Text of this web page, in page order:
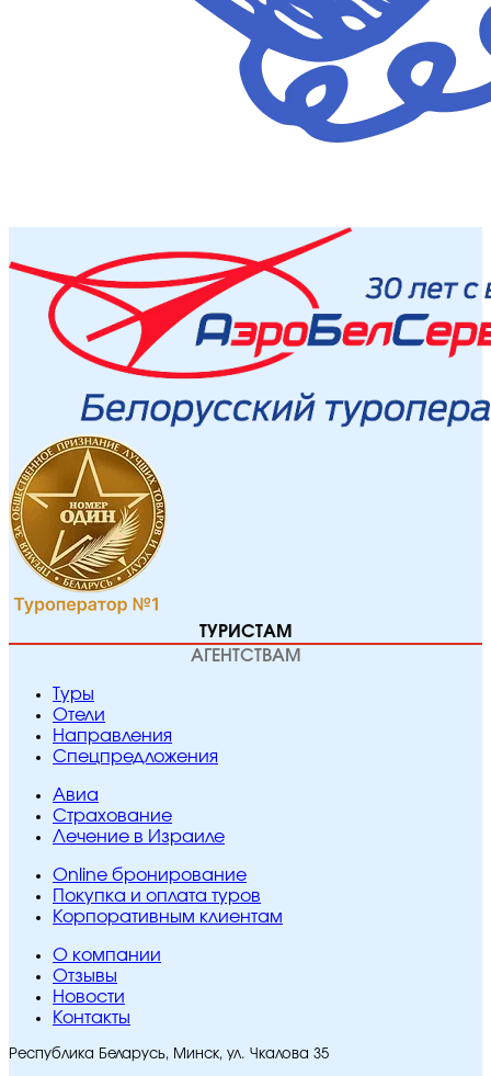
ТУРИСТАМ
АГЕНТСТВАМ
Туры
Отели
Направления
Спецпредложения
Авиа
Страхование
Лечение в Израиле
Online бронирование
Покупка и оплата туров
Корпоративным клиентам
O компании
Отзывы
Новости
Контакты
Республика Беларусь, Минск, ул. Чкалова 35